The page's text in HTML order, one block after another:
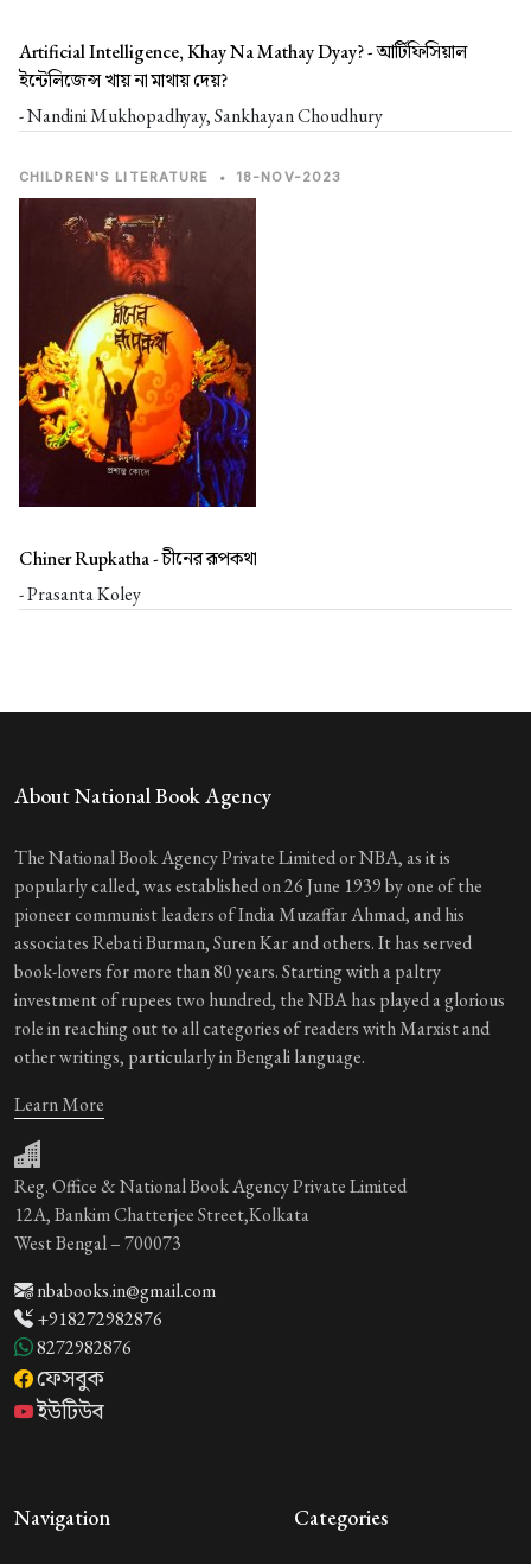
Artificial Intelligence, Khay Na Mathay Dyay? -আর্টিফিসিয়াল
ইন্টেলিজেন্স খায় না মাথায় দেয়?
- Nandini Mukhopadhyay, Sankhayan Choudhury
CHILDREN'S LITERATURE • 18-NOV-2023
Chiner Rupkatha -চীনের রূপকথা
- Prasanta Koley
About National Book Agency
The National Book Agency Private Limited or NBA, as it is
popularly called, was established on 26 June 1939 by one of the
pioneer communist leaders of India Muzaffar Ahmad, and his
associates Rebati Burman, Suren Kar and others. It has served
book-lovers for more than 80 years. Starting with a paltry
investment of rupees two hundred, the NBA has played a glorious
role in reaching out to all categories of readers with Marxist and
other writings, particularly in Bengali language.
Learn More
Reg. Office & National Book Agency Private Limited
12A, Bankim Chatterjee Street,Kolkata
West Bengal – 700073
nbabooks.in@gmail.com
+918272982876
8272982876
ফেসবুক
ইউটিউব
Navigation Categories